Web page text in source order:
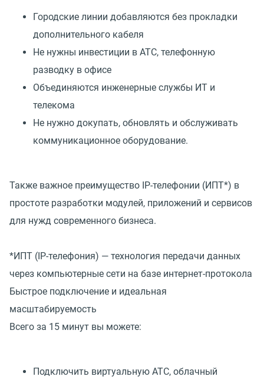
Городские линии добавляются без прокладки
дополнительного кабеля
Не нужны инвестиции в АТС, телефонную
разводку в офисе
Объединяются инженерные службы ИТ и
телекома
Не нужно докупать, обновлять и обслуживать
коммуникационное оборудование.
Также важное преимущество IP-телефонии (ИПТ*) в
простоте разработки модулей, приложений и сервисов
для нужд современного бизнеса.
*ИПТ (IP-телефония) — технология передачи данных
через компьютерные сети на базе интернет-протокола
Быстрое подключение и идеальная
масштабируемость
Всего за 15 минут вы можете:
Подключить виртуальную АТС, облачный